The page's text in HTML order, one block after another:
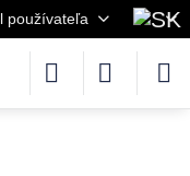
používateľa